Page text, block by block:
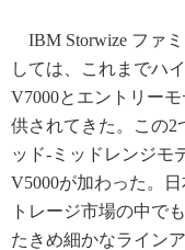
IBM Storwize ファ
しては、これまでハ
V7000とエントリー
供されてきた。この2
ッド-ミッドレンジモ
V5000が加わった。
トレージ市場の中で
たきめ細かなライン